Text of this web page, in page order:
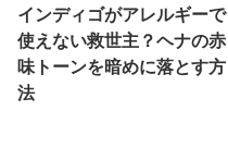
インディゴがアレルギーで
使えない救世主？ヘナの赤
味トーンを暗めに落とす方
法